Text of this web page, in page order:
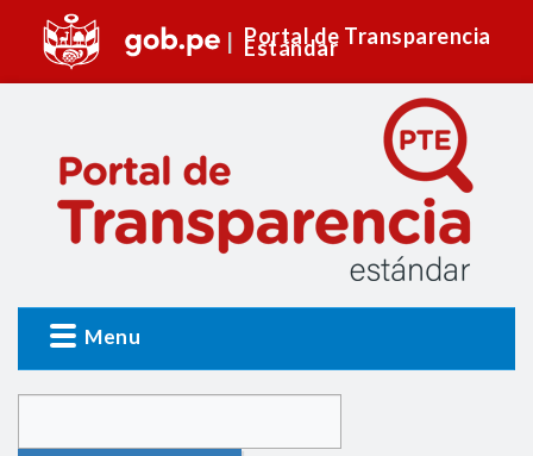
Portal de Transparencia
Estándar
Menu